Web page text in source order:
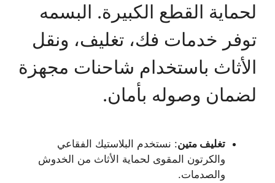
لحماية القطع الكبيرة. البسمه
توفر خدمات فك، تغليف، ونقل
الأثاث باستخدام شاحنات مجهزة
لضمان وصوله بأمان.
تغليف متين: نستخدم البلاستيك الفقاعي
والكرتون المقوى لحماية الأثاث من الخدوش
والصدمات.